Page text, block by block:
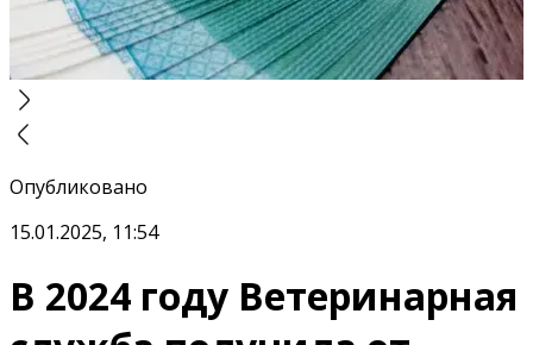
Опубликовано
15.01.2025, 11:54
В 2024 году Ветеринарная